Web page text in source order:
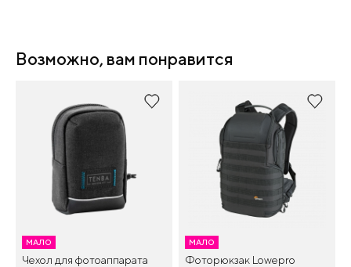
Возможно, вам понравится
МАЛО
Чехол для фотоаппарата
МАЛО
Фоторюкзак Lowepro